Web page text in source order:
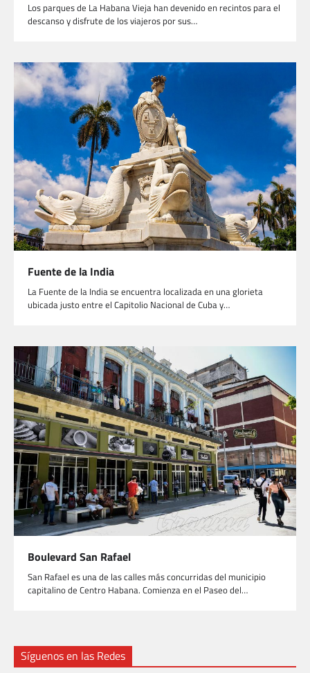
Los parques de La Habana Vieja han devenido en recintos para el
descanso y disfrute de los viajeros por sus…
Fuente de la India
La Fuente de la India se encuentra localizada en una glorieta
ubicada justo entre el Capitolio Nacional de Cuba y…
Boulevard San Rafael
San Rafael es una de las calles más concurridas del municipio
capitalino de Centro Habana. Comienza en el Paseo del…
Síguenos en las Redes